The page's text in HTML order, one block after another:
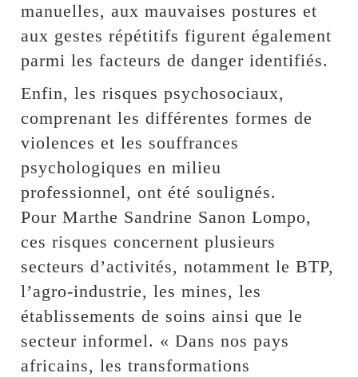
manuelles, aux mauvaises postures et
aux gestes répétitifs figurent également
parmi les facteurs de danger identifiés.
Enfin, les risques psychosociaux,
comprenant les différentes formes de
violences et les souffrances
psychologiques en milieu
professionnel, ont été soulignés.
Pour Marthe Sandrine Sanon Lompo,
ces risques concernent plusieurs
secteurs d’activités, notamment le BTP,
l’agro-industrie, les mines, les
établissements de soins ainsi que le
secteur informel. « Dans nos pays
africains, les transformations